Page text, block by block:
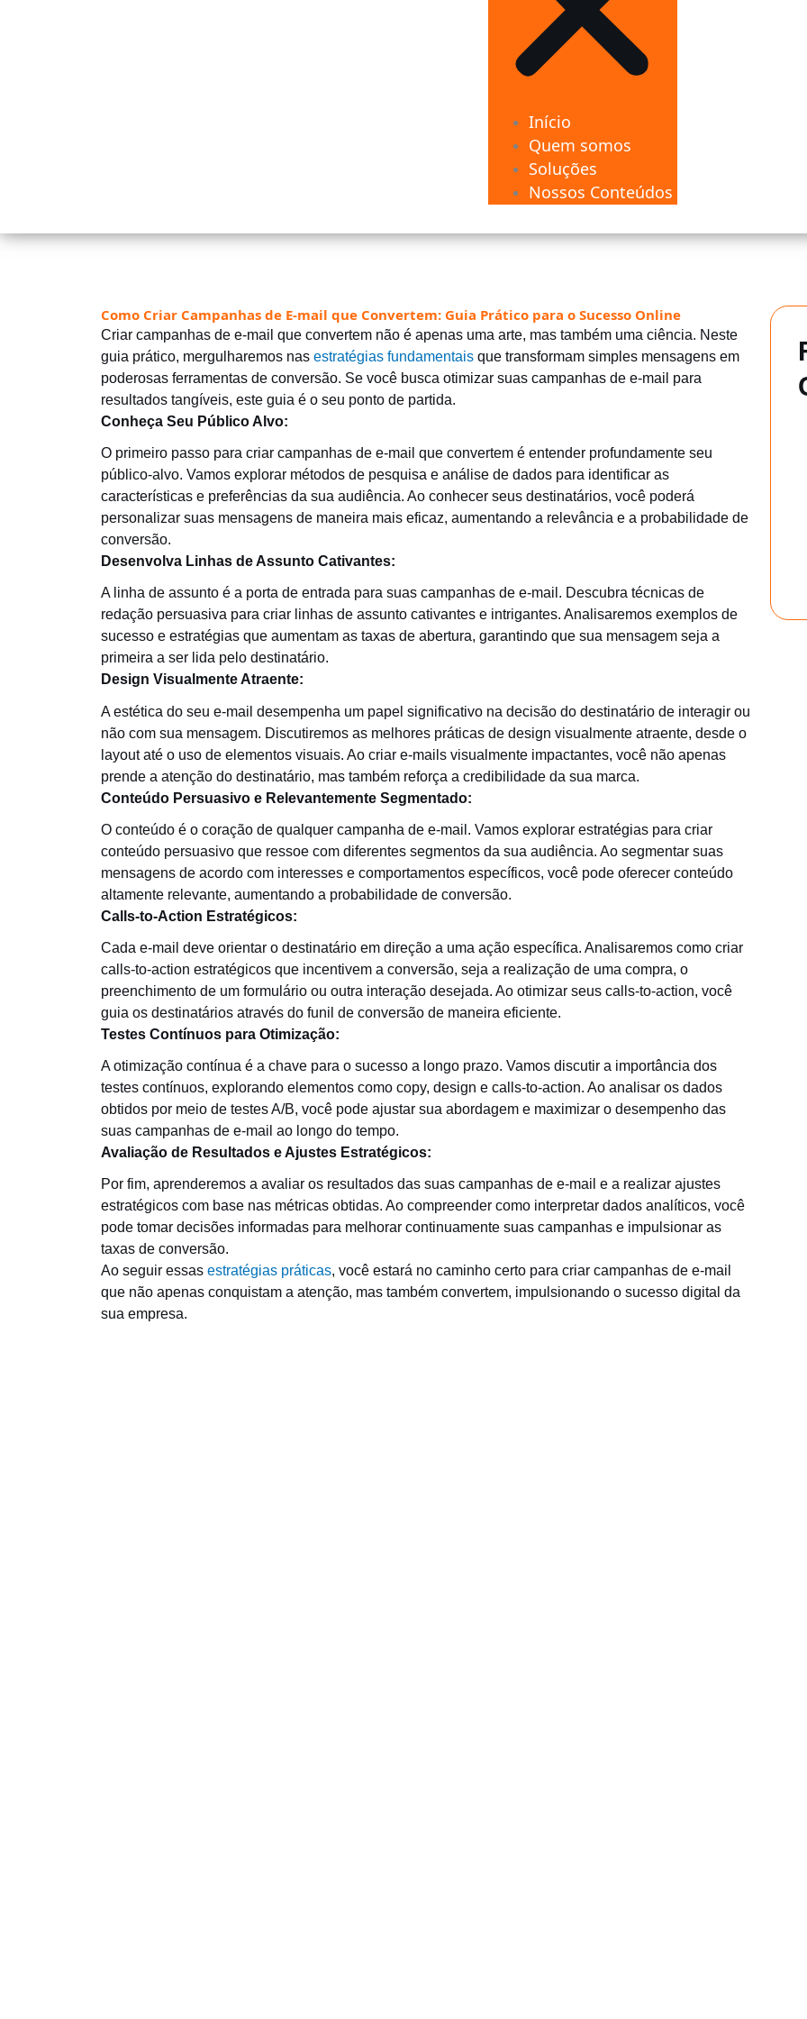
Início
Quem somos
Soluções
Nossos Conteúdos
Como Criar Campanhas de E-mail que Convertem: Guia Prático para o Sucesso Online
Criar campanhas de e-mail que convertem não é apenas uma arte, mas também uma ciência. Neste
guia prático, mergulharemos nas estratégias fundamentais que transformam simples mensagens em
poderosas ferramentas de conversão. Se você busca otimizar suas campanhas de e-mail para
resultados tangíveis, este guia é o seu ponto de partida.
Conheça Seu Público Alvo:
O primeiro passo para criar campanhas de e-mail que convertem é entender profundamente seu
público-alvo. Vamos explorar métodos de pesquisa e análise de dados para identificar as
características e preferências da sua audiência. Ao conhecer seus destinatários, você poderá
personalizar suas mensagens de maneira mais eficaz, aumentando a relevância e a probabilidade de
conversão.
Desenvolva Linhas de Assunto Cativantes:
A linha de assunto é a porta de entrada para suas campanhas de e-mail. Descubra técnicas de
redação persuasiva para criar linhas de assunto cativantes e intrigantes. Analisaremos exemplos de
sucesso e estratégias que aumentam as taxas de abertura, garantindo que sua mensagem seja a
primeira a ser lida pelo destinatário.
Design Visualmente Atraente:
A estética do seu e-mail desempenha um papel significativo na decisão do destinatário de interagir ou
não com sua mensagem. Discutiremos as melhores práticas de design visualmente atraente, desde o
layout até o uso de elementos visuais. Ao criar e-mails visualmente impactantes, você não apenas
prende a atenção do destinatário, mas também reforça a credibilidade da sua marca.
Conteúdo Persuasivo e Relevantemente Segmentado:
O conteúdo é o coração de qualquer campanha de e-mail. Vamos explorar estratégias para criar
conteúdo persuasivo que ressoe com diferentes segmentos da sua audiência. Ao segmentar suas
mensagens de acordo com interesses e comportamentos específicos, você pode oferecer conteúdo
altamente relevante, aumentando a probabilidade de conversão.
Calls-to-Action Estratégicos:
Cada e-mail deve orientar o destinatário em direção a uma ação específica. Analisaremos como criar
calls-to-action estratégicos que incentivem a conversão, seja a realização de uma compra, o
preenchimento de um formulário ou outra interação desejada. Ao otimizar seus calls-to-action, você
guia os destinatários através do funil de conversão de maneira eficiente.
Testes Contínuos para Otimização:
A otimização contínua é a chave para o sucesso a longo prazo. Vamos discutir a importância dos
testes contínuos, explorando elementos como copy, design e calls-to-action. Ao analisar os dados
obtidos por meio de testes A/B, você pode ajustar sua abordagem e maximizar o desempenho das
suas campanhas de e-mail ao longo do tempo.
Avaliação de Resultados e Ajustes Estratégicos:
Por fim, aprenderemos a avaliar os resultados das suas campanhas de e-mail e a realizar ajustes
estratégicos com base nas métricas obtidas. Ao compreender como interpretar dados analíticos, você
pode tomar decisões informadas para melhorar continuamente suas campanhas e impulsionar as
taxas de conversão.
Ao seguir essas estratégias práticas, você estará no caminho certo para criar campanhas de e-mail
que não apenas conquistam a atenção, mas também convertem, impulsionando o sucesso digital da
sua empresa.